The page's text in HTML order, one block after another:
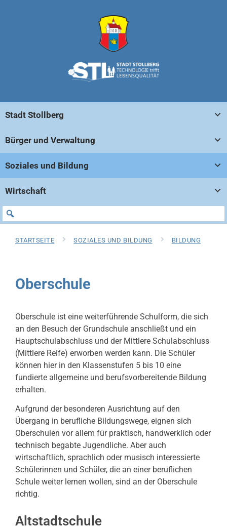
Stadt Stollberg
Bürger und Verwaltung
Soziales und Bildung
Wirtschaft
STARTSEITE SOZIALES UND BILDUNG BILDUNG
Oberschule
Oberschule ist eine weiterführende Schulform, die sich
an den Besuch der Grundschule anschließt und ein
Hauptschulabschluss und der Mittlere Schulabschluss
(Mittlere Reife) erworben werden kann. Die Schüler
können hier in den Klassenstufen 5 bis 10 eine
fundierte allgemeine und berufsvorbereitende Bildung
erhalten.
Aufgrund der besonderen Ausrichtung auf den
Übergang in berufliche Bildungswege, eignen sich
Oberschulen vor allem für praktisch, handwerklich oder
technisch begabte Jugendliche. Aber auch
wirtschaftlich, sprachlich oder musisch interessierte
Schülerinnen und Schüler, die an einer beruflichen
Schule weiter lernen wollen, sind an der Oberschule
richtig.
Altstadtschule